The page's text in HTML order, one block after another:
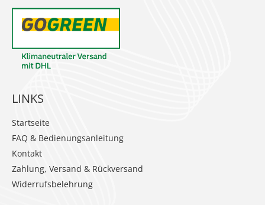
LINKS
Startseite
FAQ & Bedienungsanleitung
Kontakt
Zahlung, Versand & Rückversand
Widerrufsbelehrung